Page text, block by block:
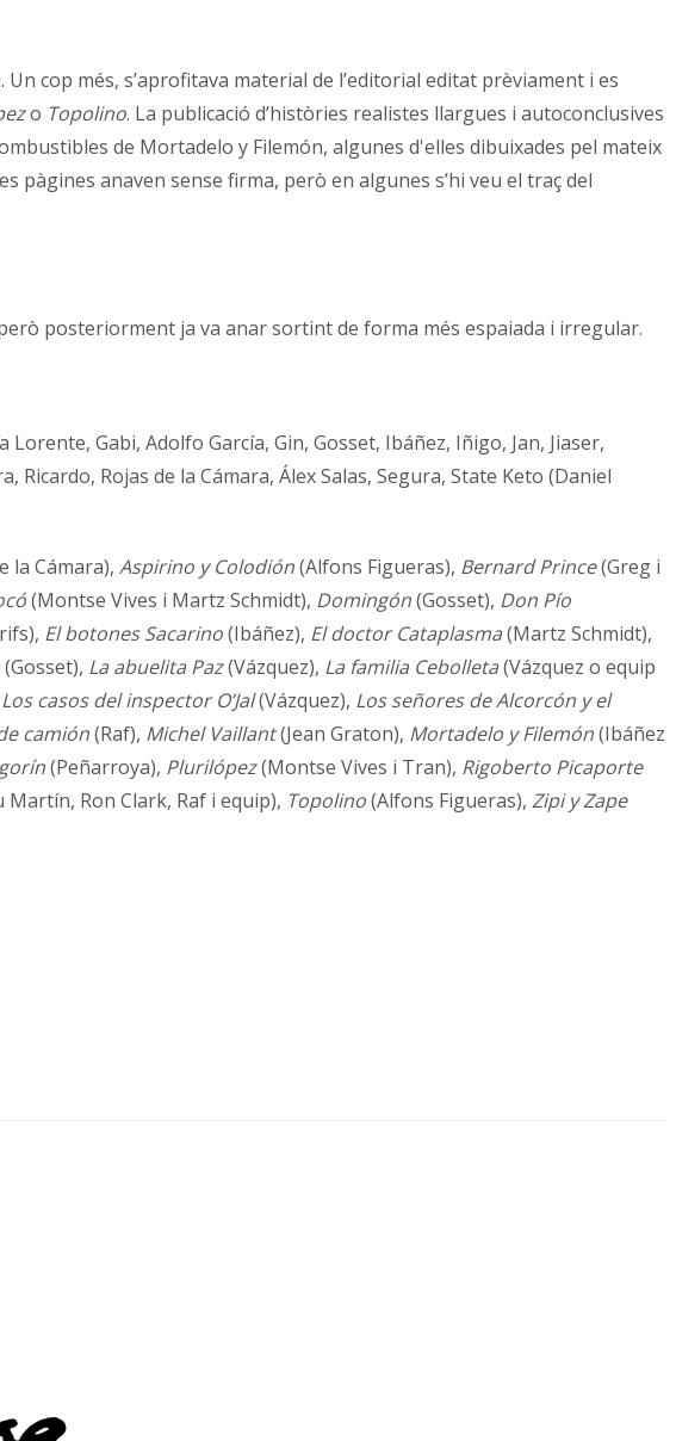
cop més, s’aprofitava material de l’editorial editat prèviament i es
o Topolino. La publicació d’històries realistes llargues i autoconclusives
de Mortadelo y Filemón, algunes d'elles dibuixades pel mateix
anaven sense firma, però en algunes s’hi veu el traç del
posteriorment ja va anar sortint de forma més espaiada i irregular.
Gabi, Adolfo García, Gin, Gosset, Ibáñez, Iñigo, Jan, Jiaser,
Rojas de la Cámara, Álex Salas, Segura, State Keto (Daniel
la Cámara), Aspirino y Colodión(Alfons Figueras), Bernard Prince(Greg i
(Montse Vives i Martz Schmidt), Domingón(Gosset), Don Pío
El botones Sacarino(Ibáñez), El doctor Cataplasma(Martz Schmidt),
(Gosset), La abuelita Paz(Vázquez), La familia Cebolleta(Vázquez o equip
Los casos del inspector O’Jal(Vázquez), Los señores de Alcorcón y el
camión(Raf), Michel Vaillant(Jean Graton), Mortadelo y Filemón(Ibáñez
(Peñarroya), Plurilópez(Montse Vives i Tran), Rigoberto Picaporte
Martín, Ron Clark, Raf i equip), Topolino(Alfons Figueras), Zipi y Zape